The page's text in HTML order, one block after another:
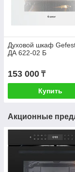
Духовой шкаф
ДА 622-02 Б
153 000 ₸
Купить
Акционные